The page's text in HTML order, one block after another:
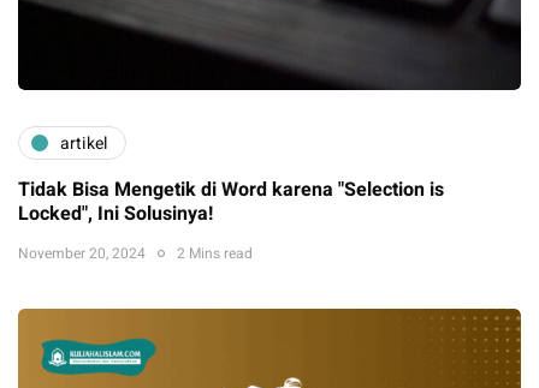
artikel
Tidak Bisa Mengetik di Word karena "Selection is
Locked", Ini Solusinya!
November 20, 2024 2 Mins read